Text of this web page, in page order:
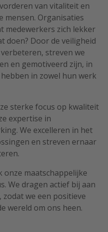
van vitaliteit en
mensen. Organisaties
medewerkers zich lekker
doen? Door de veiligheid
streven we
en gemotiveerd zijn, in
in zowel hun werk
sterke focus op kwaliteit
expertise in
We excelleren in het
en streven ernaar
onze maatschappelijke
We dragen actief bij aan
we een positieve
wereld om ons heen.